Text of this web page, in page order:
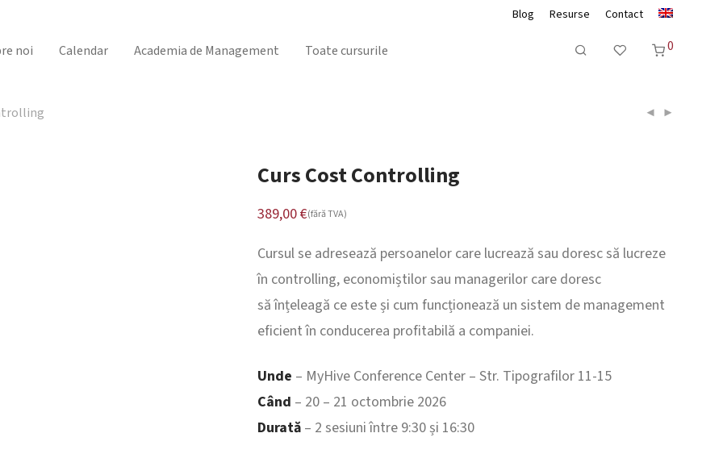
Blog Resurse Contact
noi Calendar Academia de Management Toate cursurile 0
Curs Cost Controlling
389,00€(fără TVA)
Cursul se adresează persoanelor care lucrează sau doresc să lucreze
în controlling, economiștilor sau managerilor care doresc
să înțeleagă ce este și cum funcționează un sistem de management
eficient în conducerea profitabilă a companiei.
Unde – MyHive Conference Center – Str. Tipografilor 11-15
Când – 20 – 21 octombrie 2026
Durată – 2 sesiuni între 9:30 și 16:30